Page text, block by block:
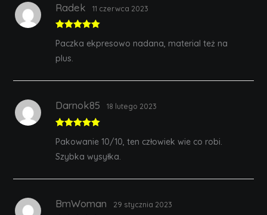
of 5
Radek 11 czerwca 2023
Paczka ekpresowo nadana, material też na
plus.
of 5
Darnok85 18 lutego 2023
Pakowanie 10/10, ten człowiek wie co robi.
Szybka wysyłka.
BmWoman 29 stycznia 2023